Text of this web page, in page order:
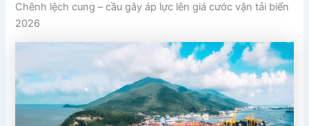
Chênh lệch cung – cầu gây áp lực lên giá cước vận tải biển
2026